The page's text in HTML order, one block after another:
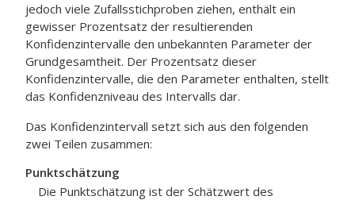
jedoch viele Zufallsstichproben ziehen, enthält ein
gewisser Prozentsatz der resultierenden
Konfidenzintervalle den unbekannten Parameter der
Grundgesamtheit. Der Prozentsatz dieser
Konfidenzintervalle, die den Parameter enthalten, stellt
das Konfidenzniveau des Intervalls dar.
Das Konfidenzintervall setzt sich aus den folgenden
zwei Teilen zusammen:
Punktschätzung
Die Punktschätzung ist der Schätzwert des